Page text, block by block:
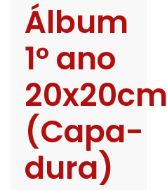
Álbum
1º ano
20x20cm
(Capa-
dura)